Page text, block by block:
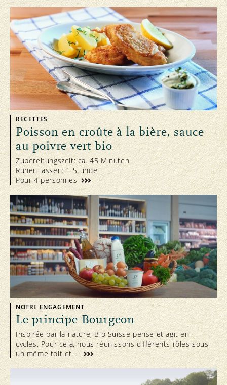
RECETTES
Poisson en croûte à la bière, sauce
au poivre vert bio
Zubereitungszeit: ca. 45 Minuten
Ruhen lassen: 1 Stunde
Pour 4 personnes
NOTRE ENGAGEMENT
Le principe Bourgeon
Inspirée par la nature, Bio Suisse pense et agit en
cycles. Pour cela, nous réunissons différents rôles sous
un même toit et ...